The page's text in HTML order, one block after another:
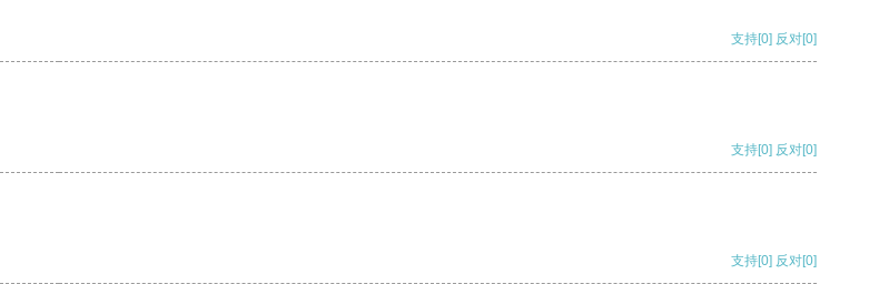
支持[0] 反对[0]
支持[0] 反对[0]
支持[0] 反对[0]